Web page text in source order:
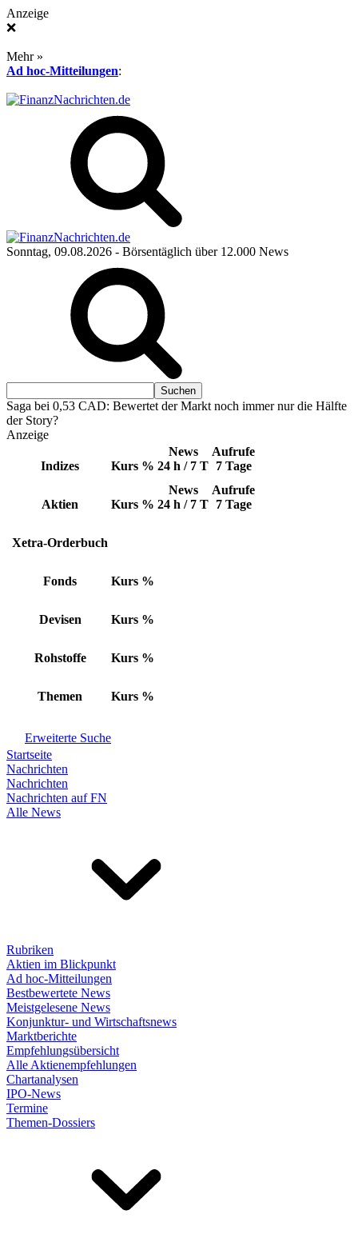
Anzeige
❌
Mehr »
Ad hoc-Mitteilungen:
Sonntag, 09.08.2026 - Börsentäglich über 12.000 News
Saga bei 0,53 CAD: Bewertet der Markt noch immer nur die Hälfte
der Story?
Anzeige
Indizes Kurs %
News
24 h / 7 T
Aufrufe
7 Tage
Aktien Kurs %
News
24 h / 7 T
Aufrufe
7 Tage
Xetra-Orderbuch
Fonds Kurs %
Devisen Kurs %
Rohstoffe Kurs %
Themen Kurs %
Erweiterte Suche
Startseite
Nachrichten
Nachrichten
Nachrichten auf FN
Alle News
Rubriken
Aktien im Blickpunkt
Ad hoc-Mitteilungen
Bestbewertete News
Meistgelesene News
Konjunktur- und Wirtschaftsnews
Marktberichte
Empfehlungsübersicht
Alle Aktienempfehlungen
Chartanalysen
IPO-News
Termine
Themen-Dossiers